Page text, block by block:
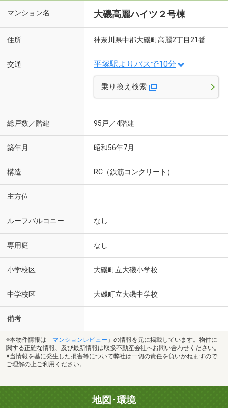
マンション名 大磯高麗ハイツ２号棟
住所 神奈川県中郡大磯町高麗2丁目21番
交通 平塚駅よりバスで10分
乗り換え検索
総戸数／階建 95戸／4階建
築年月 昭和56年7月
構造 RC（鉄筋コンクリート）
主方位
ルーフバルコニー なし
専用庭 なし
小学校区 大磯町立大磯小学校
中学校区 大磯町立大磯中学校
備考
※本物件情報は「 マンションレビュー 」の情報を元に掲載しています。物件に
関する正確な情報、及び最新情報は取扱不動産会社へお問い合わせください。
※当情報を基に発生した損害等について弊社は一切の責任を負いかねますので
ご理解の上ご利用ください。
地図･環境